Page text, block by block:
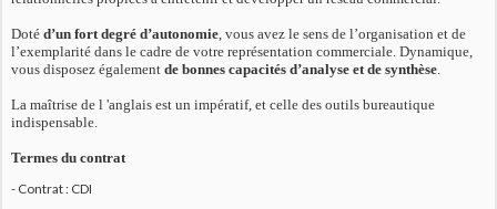
Dotéd’un fort degré d’autonomie , vous avez le sens de l’organisation et de
l’exemplarité dans le cadre de votre représentation commerciale. Dynamique,
vous disposez égalementde bonnes capacités d’analyse et de synthèse
La maîtrise de l 'anglais est un impératif, et celle des outils bureautique
indispensable.
Termes du contrat
- Contrat : CDI